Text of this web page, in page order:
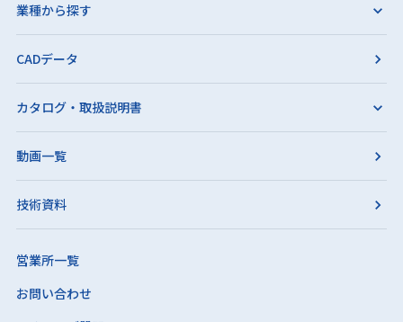
業種から探す
CADデータ
カタログ・取扱説明書
動画一覧
技術資料
営業所一覧
お問い合わせ